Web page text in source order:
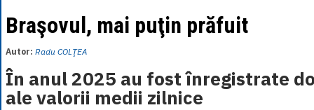
1 DKK
1 EGP
1 KRW= 0.3047
Braşovul, mai puţin prăfuit
Autor: Radu COLŢEA
În anul 2025 au fost înregistrate
ale valorii medii zilnice